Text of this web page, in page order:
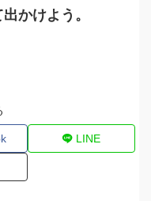
かけよう。
LINE